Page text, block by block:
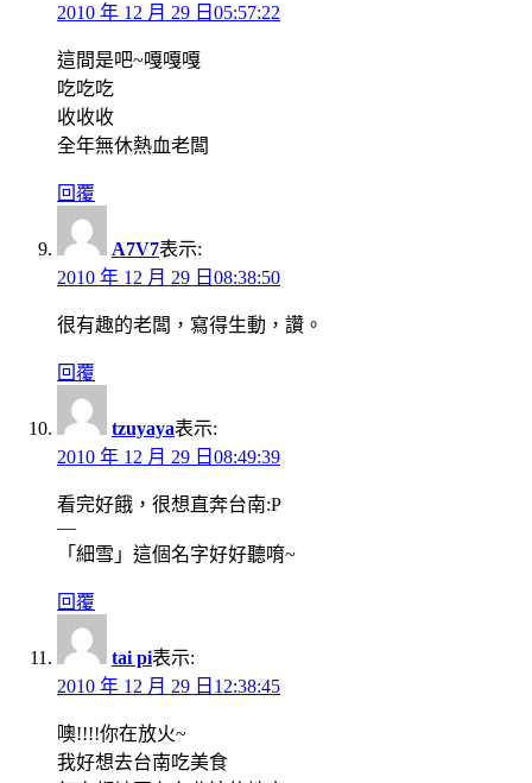
2010 年 12 月 29 日05:57:22
這間是吧~嘎嘎嘎
吃吃吃
收收收
全年無休熱血老闆
回覆
A7V7表示:
2010 年 12 月 29 日08:38:50
很有趣的老闆，寫得生動，讚。
回覆
tzuyaya表示:
2010 年 12 月 29 日08:49:39
看完好餓，很想直奔台南:P
—
「細雪」這個名字好好聽唷~
回覆
tai pi表示:
2010 年 12 月 29 日12:38:45
噢!!!!你在放火~
我好想去台南吃美食